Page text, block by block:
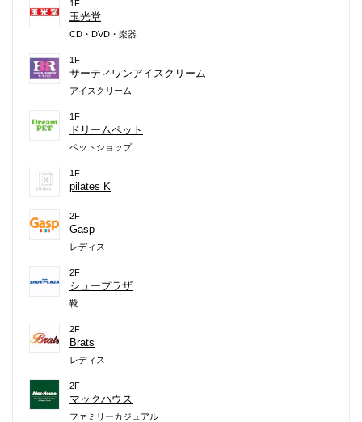
1F
玉光堂
CD・DVD・楽器
1F
サーティワンアイスクリーム
アイスクリーム
1F
ドリームペット
ペットショップ
1F
pilates K
2F
Gasp
レディス
2F
シュープラザ
靴
2F
Brats
レディス
2F
マックハウス
ファミリーカジュアル